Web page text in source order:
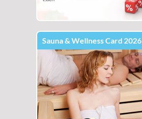
Sauna & Wellness Card 2026